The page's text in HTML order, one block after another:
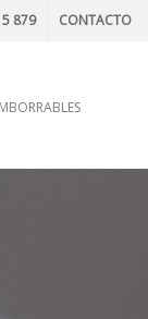
879 CONTACTO